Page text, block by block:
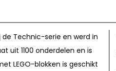
Technic-serie en werd in
uit 1100 onderdelen en is
LEGO-blokken is geschikt